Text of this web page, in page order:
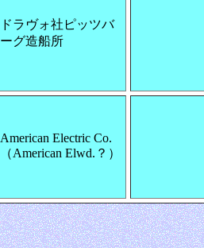
ドラヴォ社ピッツバ
ーグ造船所
American Electric Co.
（American Elwd.？）